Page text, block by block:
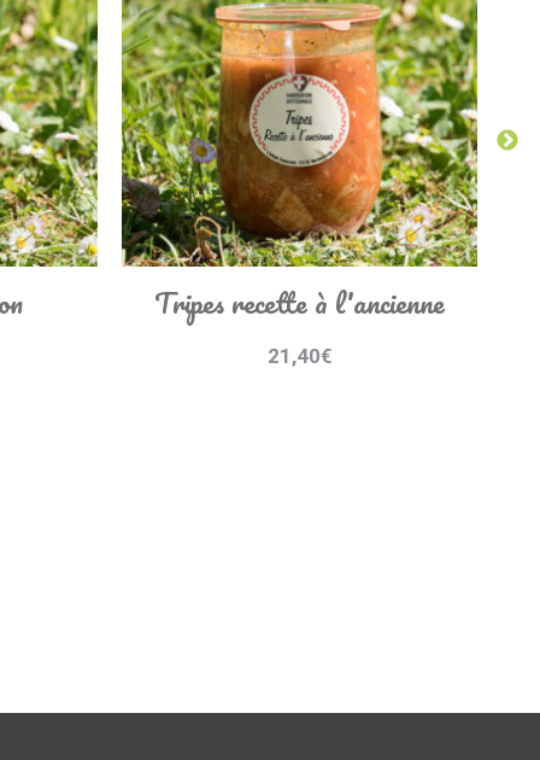
Tripes recette à l'ancienne
21,40€